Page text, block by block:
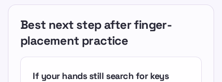
Best next step after finger-
placement practice
If your hands still search for keys